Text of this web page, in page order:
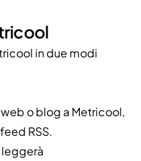
in due modi
o blog a Metricool,
RSS.